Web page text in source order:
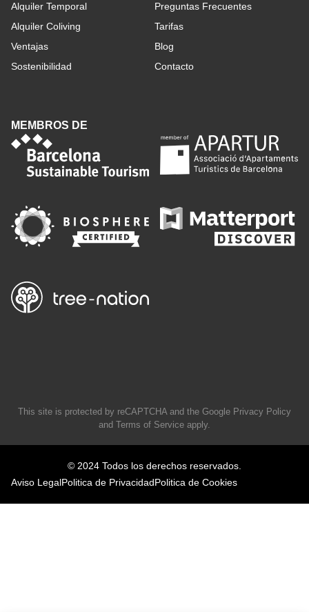
Alquiler Temporal
Alquiler Coliving
Ventajas
Sostenibilidad
Preguntas Frecuentes
Tarifas
Blog
Contacto
MEMBROS DE
This site is protected by reCAPTCHA and the Google Privacy Policy
and Terms of Service apply.
© 2024 Todos los derechos reservados.
Aviso LegalPolitica de PrivacidadPolitica de Cookies